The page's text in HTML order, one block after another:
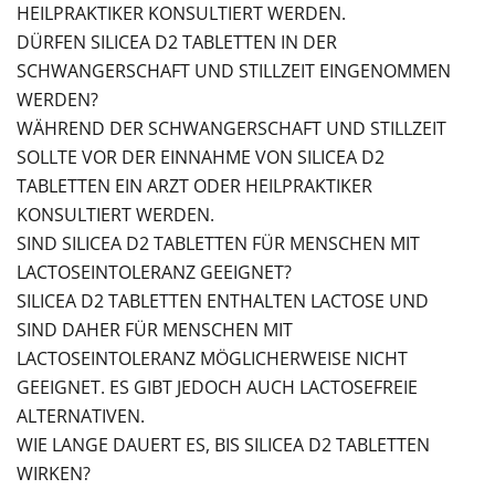
HEILPRAKTIKER KONSULTIERT WERDEN.
DÜRFEN SILICEA D2 TABLETTEN IN DER
SCHWANGERSCHAFT UND STILLZEIT EINGENOMMEN
WERDEN?
WÄHREND DER SCHWANGERSCHAFT UND STILLZEIT
SOLLTE VOR DER EINNAHME VON SILICEA D2
TABLETTEN EIN ARZT ODER HEILPRAKTIKER
KONSULTIERT WERDEN.
SIND SILICEA D2 TABLETTEN FÜR MENSCHEN MIT
LACTOSEINTOLERANZ GEEIGNET?
SILICEA D2 TABLETTEN ENTHALTEN LACTOSE UND
SIND DAHER FÜR MENSCHEN MIT
LACTOSEINTOLERANZ MÖGLICHERWEISE NICHT
GEEIGNET. ES GIBT JEDOCH AUCH LACTOSEFREIE
ALTERNATIVEN.
WIE LANGE DAUERT ES, BIS SILICEA D2 TABLETTEN
WIRKEN?